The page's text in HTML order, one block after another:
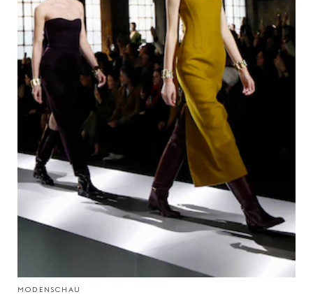
MODENSCHAU